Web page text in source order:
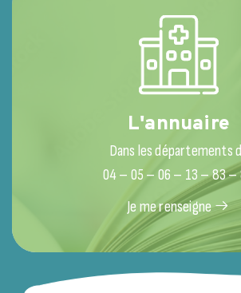
L'annuaire
Dans les départements
04 – 05 – 06 – 13 – 83 –
Je me renseigne